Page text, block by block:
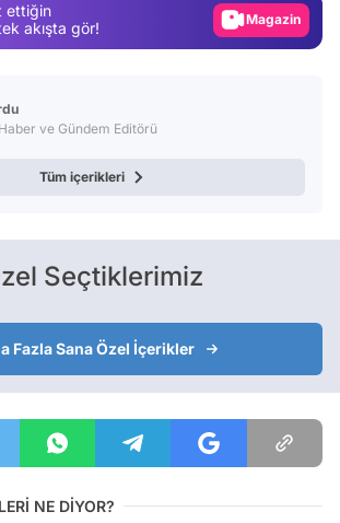
ettiğin
akışta gör!
Magazin
Video
ve Gündem Editörü
Tüm içerikleri
Seçtiklerimiz
Fazla Sana Özel İçerikler
NE DİYOR?